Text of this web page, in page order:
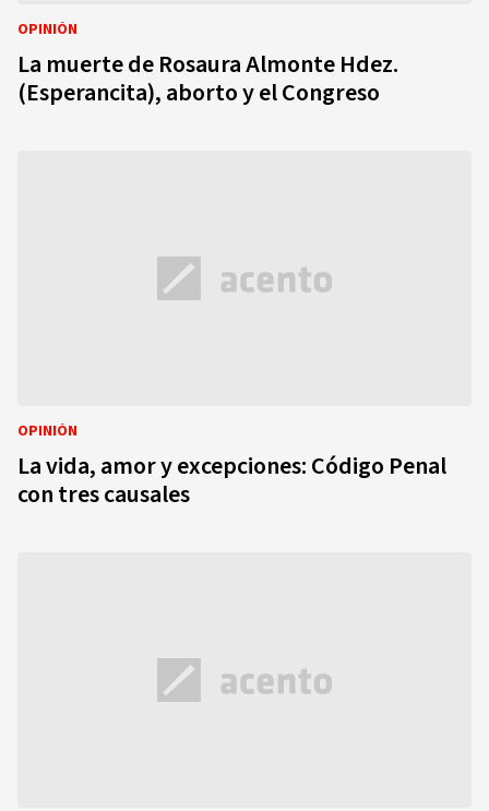
OPINIÓN
La muerte de Rosaura Almonte Hdez.
(Esperancita), aborto y el Congreso
OPINIÓN
La vida, amor y excepciones: Código Penal
con tres causales